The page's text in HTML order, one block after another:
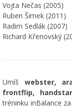
Vojta Nečas (2005)
Ruben Šimek (2011)
Radim Sedlák (2007)
Richard Křenovský
Umíš webster,
frontflip,
tréninku inBalance